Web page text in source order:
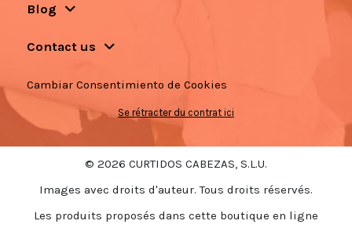
Blog
Contact us
Cambiar Consentimiento de Cookies
Se rétracter du contrat ici
© 2026 CURTIDOS CABEZAS, S.L.U.
Images avec droits d'auteur. Tous droits réservés.
Les produits proposés dans cette boutique en ligne